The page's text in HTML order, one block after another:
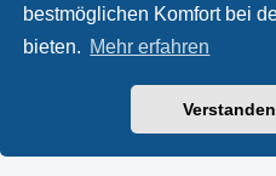
bestmöglichen Komfort bei
bieten. Mehr erfahren